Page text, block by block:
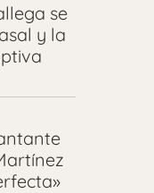
se
y la